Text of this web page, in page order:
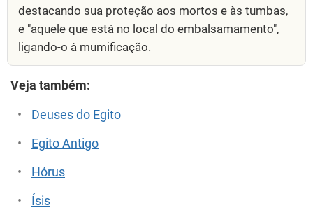
destacando sua proteção aos mortos e às tumbas,
e "aquele que está no local do embalsamamento",
ligando-o à mumificação.
Veja também:
Deuses do Egito
Egito Antigo
Hórus
Ísis